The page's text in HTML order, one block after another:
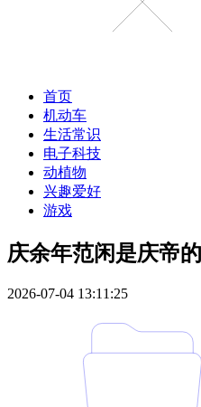
首页
机动车
生活常识
电子科技
动植物
兴趣爱好
游戏
庆余年范闲是庆帝
2026-07-04 13:11:25